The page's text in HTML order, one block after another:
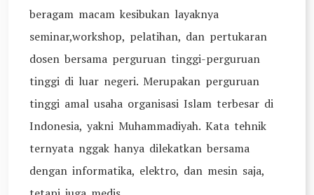
beragam macam kesibukan layaknya
seminar,workshop, pelatihan, dan pertukaran
dosen bersama perguruan tinggi-perguruan
tinggi di luar negeri. Merupakan perguruan
tinggi amal usaha organisasi Islam terbesar di
Indonesia, yakni Muhammadiyah. Kata tehnik
ternyata nggak hanya dilekatkan bersama
dengan informatika, elektro, dan mesin saja,